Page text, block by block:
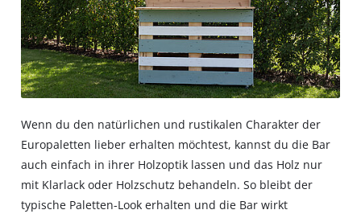
Wenn du den natürlichen und rustikalen Charakter der
Europaletten lieber erhalten möchtest, kannst du die Bar
auch einfach in ihrer Holzoptik lassen und das Holz nur
mit Klarlack oder Holzschutz behandeln. So bleibt der
typische Paletten-Look erhalten und die Bar wirkt